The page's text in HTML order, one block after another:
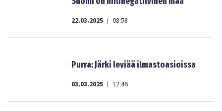
22.03.2025 | 08:58
Purra: Järki leviää ilmastoasioissa
03.03.2025 | 12:46